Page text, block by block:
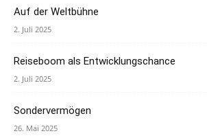
Auf der Weltbühne
2. Juli 2025
Reiseboom als Entwicklungschance
2. Juli 2025
Sondervermögen
26. Mai 2025